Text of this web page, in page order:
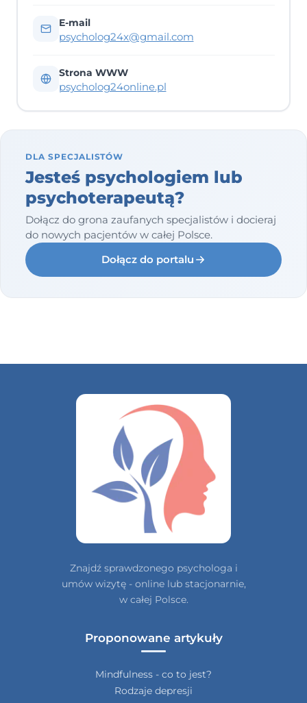
E-mail
psycholog24x@gmail.com
Strona WWW
psycholog24online.pl
DLA SPECJALISTÓW
Jesteś psychologiem lub
psychoterapeutą?
Dołącz do grona zaufanych specjalistów i docieraj
do nowych pacjentów w całej Polsce.
Dołącz do portalu
Znajdź sprawdzonego psychologa i
umów wizytę - online lub stacjonarnie,
w całej Polsce.
Proponowane artykuły
Mindfulness - co to jest?
Rodzaje depresji